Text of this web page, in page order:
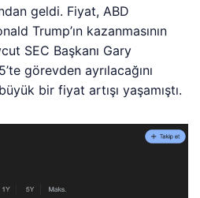
geldi. Fiyat, ABD
Trump’ın kazanmasının
SEC Başkanı Gary
görevden ayrılacağını
bir fiyat artışı yaşamıştı.